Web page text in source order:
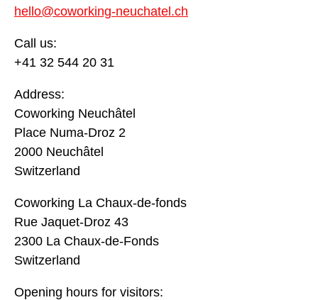
hello@coworking-neuchatel.ch
Call us:
+41 32 544 20 31
Address:
Coworking Neuchâtel
Place Numa-Droz 2
2000 Neuchâtel
Switzerland
Coworking La Chaux-de-fonds
Rue Jaquet-Droz 43
2300 La Chaux-de-Fonds
Switzerland
Opening hours for visitors: